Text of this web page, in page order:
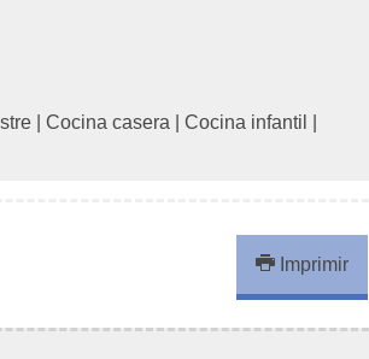
Cocina casera Cocina infantil
Imprimir